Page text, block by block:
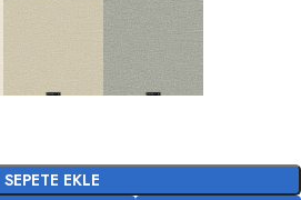
SEPETE EKLE